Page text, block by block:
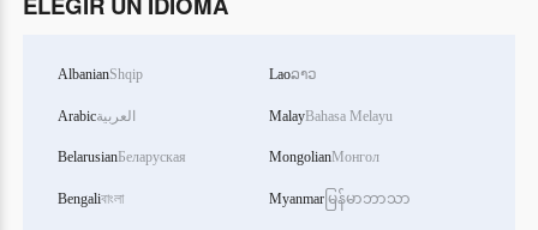
AlbanianShqip
Arabicالعربية
BelarusianБеларуская
Bengaliবাংলা
Laoລາວ
MalayBahasa Melayu
MongolianМонгол
Myanmar မြန်မာဘာသာ